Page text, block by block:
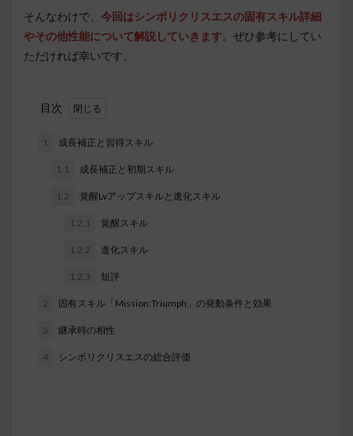
そんなわけで 今回はシンボリクリスエスの固有スキル詳細
やその他性能について解説していきます。ぜひ参考にしてい
ただければ幸いです。
目次
1 成長補正と習得スキル
1.1 成長補正と初期スキル
1.2 覚醒Lvアップスキルと進化スキル
1.2.1 覚醒スキル
1.2.2 進化スキル
1.2.3 短評
2 固有スキル「Mission:Triumph」の発動条件と効果
3 継承時の相性
4 シンボリクリスエスの総合評価